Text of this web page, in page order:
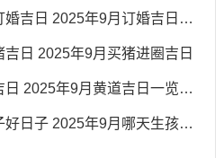
日 2025年9月订婚吉日有哪几天
日 2025年9月买猪进圈吉日
2025年9月黄道吉日一览表大全
子 2025年9月哪天生孩子比较好